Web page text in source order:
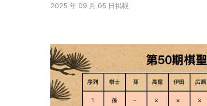
2025 年 09 月 05 日掲載